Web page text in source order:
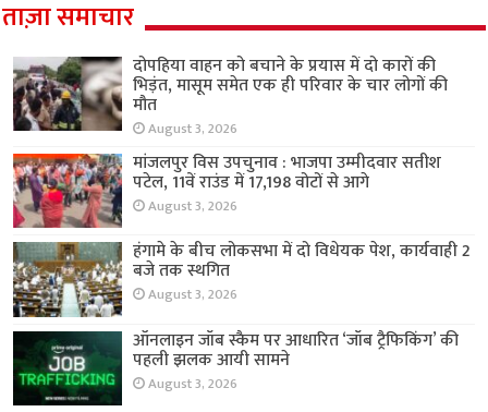
ताज़ा समाचार
दोपहिया वाहन को बचाने के प्रयास में दो कारों की
भिड़ंत, मासूम समेत एक ही परिवार के चार लोगों की
मौत
August 3, 2026
मांजलपुर विस उपचुनाव : भाजपा उम्मीदवार सतीश
पटेल, 11वें राउंड में 17,198 वोटों से आगे
August 3, 2026
हंगामे के बीच लोकसभा में दो विधेयक पेश, कार्यवाही 2
बजे तक स्थगित
August 3, 2026
ऑनलाइन जॉब स्कैम पर आधारित ‘जॉब ट्रैफिकिंग’ की
पहली झलक आयी सामने
August 3, 2026